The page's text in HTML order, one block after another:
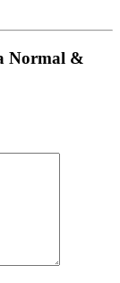
Normal &